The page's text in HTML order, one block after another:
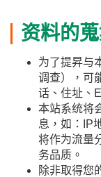
资料的
为了提昇与
调查），可
话、住址、
本站系统将
息，如：IP
将作为流量
务品质。
除非取得您